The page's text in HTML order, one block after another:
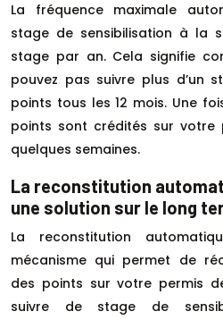
La fréquence maximale
stage de sensibilisation à la
stage par an. Cela signifie
pouvez pas suivre plus d’un
points tous les 12 mois. Une
points sont crédités sur votre
quelques semaines.
La reconstitution
une solution sur le long
La reconstitution
mécanisme qui permet de
des points sur votre permis
suivre de stage de